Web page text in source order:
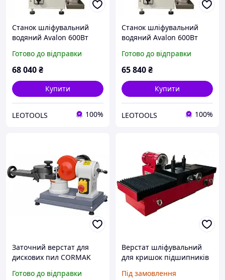
Станок шліфувальний
водяний Avalon 600Вт
Готово до відправки
68 040₴
Купити
LEOTOOLS 100%
Станок шліфувальний
водяний Avalon 600Вт
Готово до відправки
65 840₴
Купити
LEOTOOLS 100%
Заточний верстат для
дискових пил CORMAK
станок для циркулярных
Готово до відправки
Верстат шліфувальний
для кришок підшипників
(Китай)
Під замовлення